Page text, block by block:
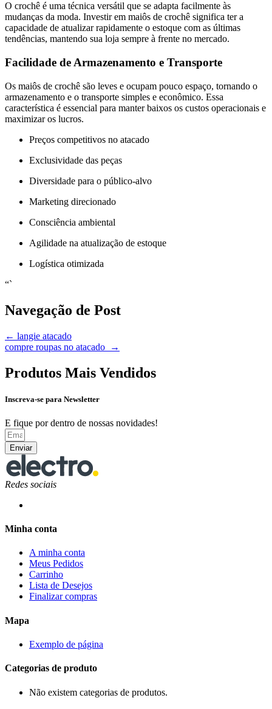
O crochê é uma técnica versátil que se adapta facilmente às
mudanças da moda. Investir em maiôs de crochê significa ter a
capacidade de atualizar rapidamente o estoque com as últimas
tendências, mantendo sua loja sempre à frente no mercado.
Facilidade de Armazenamento e Transporte
Os maiôs de crochê são leves e ocupam pouco espaço, tornando o
armazenamento e o transporte simples e econômico. Essa
característica é essencial para manter baixos os custos operacionais e
maximizar os lucros.
Preços competitivos no atacado
Exclusividade das peças
Diversidade para o público-alvo
Marketing direcionado
Consciência ambiental
Agilidade na atualização de estoque
Logística otimizada
“`
Navegação de Post
← langie atacado
compre roupas no atacado
→
Produtos Mais Vendidos
Inscreva-se para Newsletter
E fique por dentro de nossas novidades!
Enviar
Redes sociais
Minha conta
A minha conta
Meus Pedidos
Carrinho
Lista de Desejos
Finalizar compras
Mapa
Exemplo de página
Categorias de produto
Não existem categorias de produtos.